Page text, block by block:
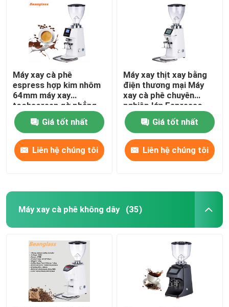
Máy xay cà phê
espress hợp kim nhôm
64mm máy xay
tochscreen gờ phẳng
Giá tốt nhất
Liên hệ chúng tôi
Máy xay thịt xay bằng
điện thương mại Máy
xay cà phê chuyên
nghiệp lớn Espresso
Giá tốt nhất
Liên hệ chúng tôi
Máy xay cà phê không dây (35)